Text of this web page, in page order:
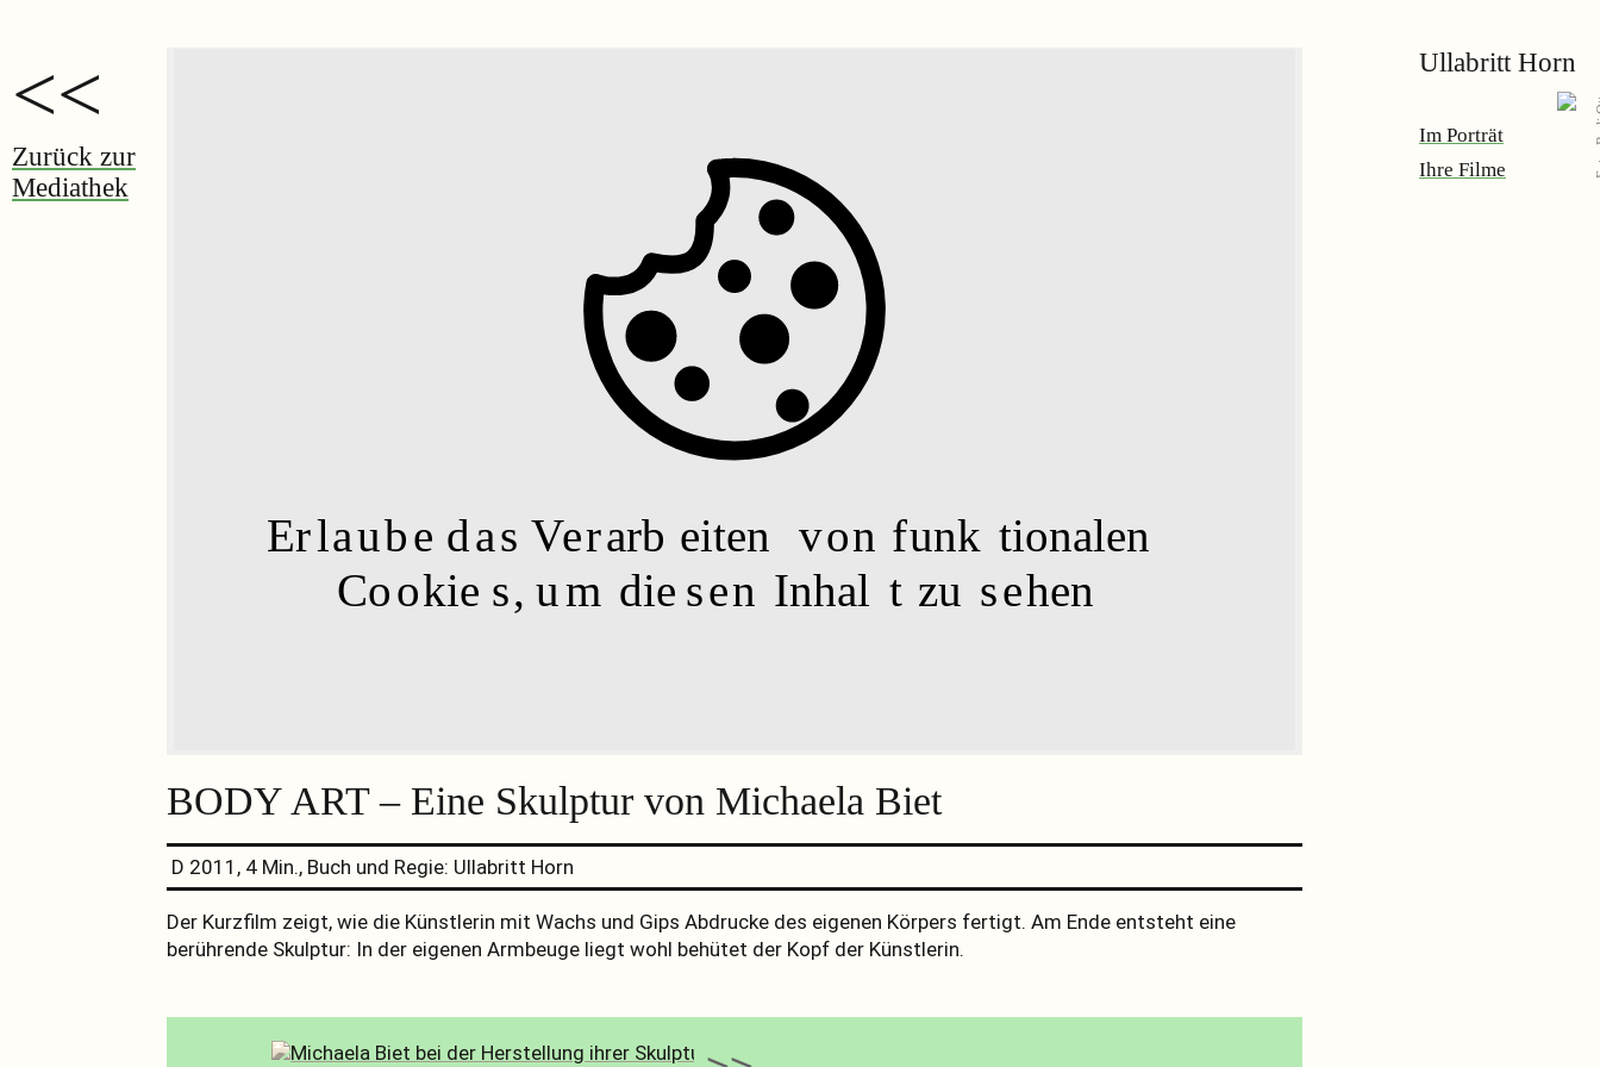
Ullabritt Horn
Im Porträt
Ihre Filme
<<
Zurück zur
Mediathek
Er laube das Verarb eiten von funk tionalen
Co okie s, um die Inhal zu sehen
BODY ART – Eine Skulptur von Michaela Biet
D 2011, 4 Min., Buch und Regie: Ullabritt Horn
Der Kurzfilm zeigt, wie die Künstlerin mit Wachs und Gips Abdrucke des eigenen Körpers fertigt. Am Ende entsteht eine
berührende Skulptur: In der eigenen Armbeuge liegt wohl behütet der Kopf der Künstlerin.